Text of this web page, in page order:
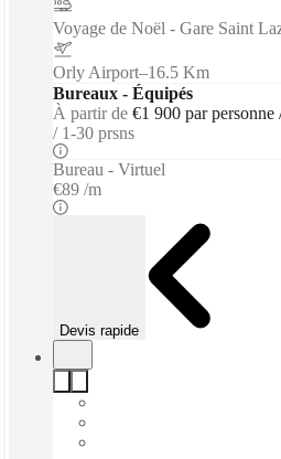
Voyage de Noël - Gare Saint
Orly Airport–16.5 Km
Bureaux - Équipés
À partir de €1 900 par personne
1-30 prsns
Bureau - Virtuel
€89 /m
Devis rapide